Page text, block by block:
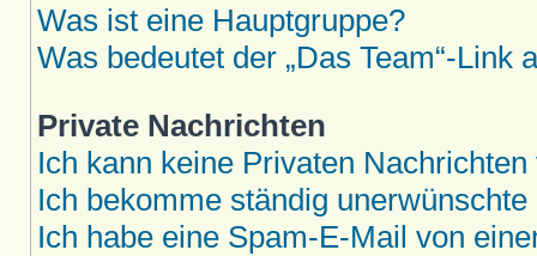
Was ist eine Hauptgruppe?
Was bedeutet der „Das Team“-Link
Private Nachrichten
Ich kann keine Privaten
Ich bekomme ständig
Ich habe eine Spam-E-Mail von